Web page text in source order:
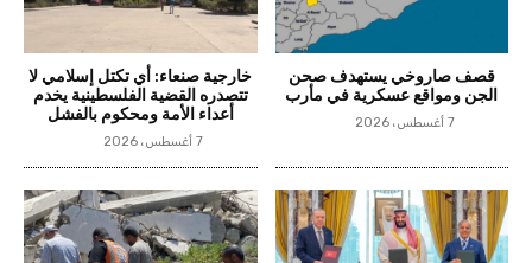
قصف صاروخي يستهدف صحن
الجن ومواقع عسكرية في مأرب
7 أغسطس، 2026
خارجية صنعاء: أي تكتل إسلامي لا
تتصدره القضية الفلسطينية يخدم
أعداء الأمة ومحكوم بالفشل
7 أغسطس، 2026